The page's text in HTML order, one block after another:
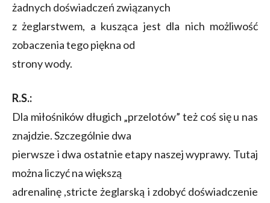
żadnych doświadczeń związanych
z żeglarstwem, a kusząca jest dla nich możliwość
zobaczenia tego piękna od
strony wody.
R.S.:
Dla miłośników długich „przelotów” też coś się u nas
znajdzie. Szczególnie dwa
pierwsze i dwa ostatnie etapy naszej wyprawy. Tutaj
można liczyć na większą
adrenalinę ,stricte żeglarską i zdobyć doświadczenie